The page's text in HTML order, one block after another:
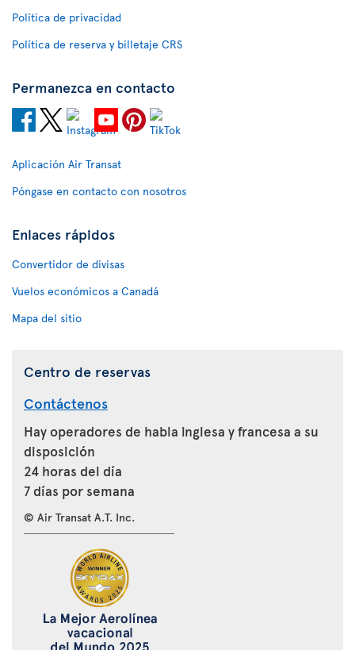
Política de privacidad
Política de reserva y billetaje CRS
Permanezca en contacto
Aplicación Air Transat
Póngase en contacto con nosotros
Enlaces rápidos
Convertidor de divisas
Vuelos económicos a Canadá
Mapa del sitio
Centro de reservas
Contáctenos
Hay operadores de habla inglesa y francesa a su
disposición
24 horas del día
7 días por semana
© Air Transat A.T. Inc.